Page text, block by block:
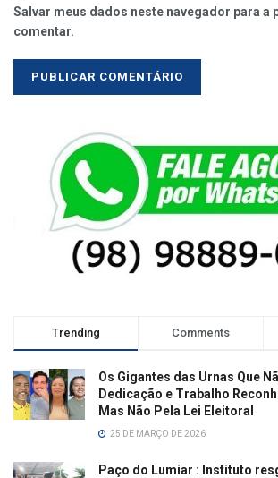
Salvar meus dados neste navegador para a
comentar.
Trending Comments
Os Gigantes das Urnas Que
Dedicação e Trabalho
Mas Não Pela Lei Eleitoral
25 DE MARÇO DE 2026
Paço do Lumiar : Instituto